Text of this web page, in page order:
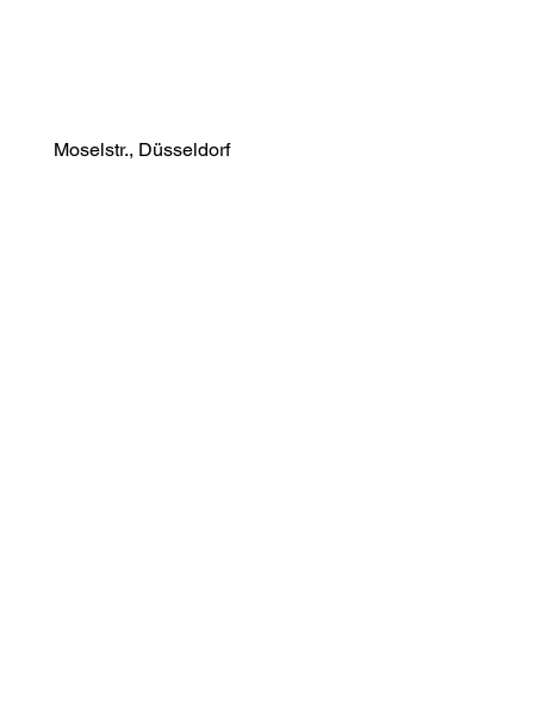
Moselstr., Düsseldorf